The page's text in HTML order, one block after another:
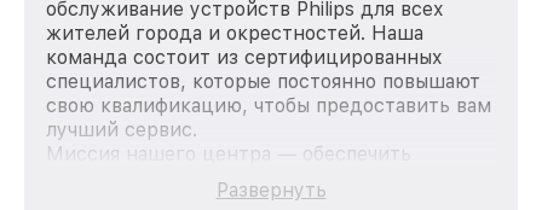
обслуживание устройств Philips для всех
жителей города и окрестностей. Наша
команда состоит из сертифицированных
специалистов, которые постоянно повышают
свою квалификацию, чтобы предоставить вам
лучший сервис.
Миссия нашего центра — обеспечить
качественный и доступный ремонт для
каждого пользователя продукции Philips, вне
Развернуть